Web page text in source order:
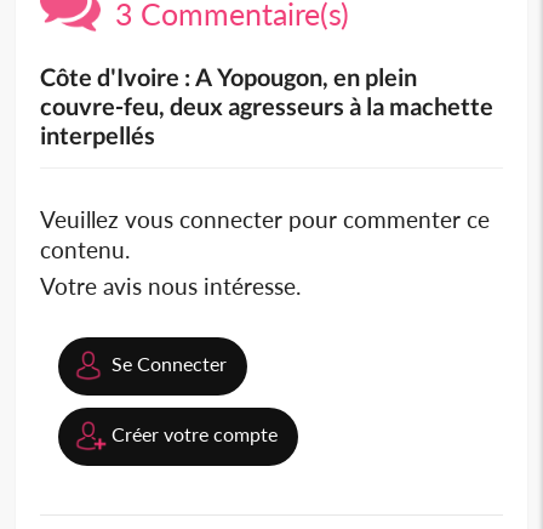
3 Commentaire(s)
Côte d'Ivoire : A Yopougon, en plein
couvre-feu, deux agresseurs à la machette
interpellés
Veuillez vous connecter pour commenter ce
contenu.
Votre avis nous intéresse.
Se Connecter
Créer votre compte